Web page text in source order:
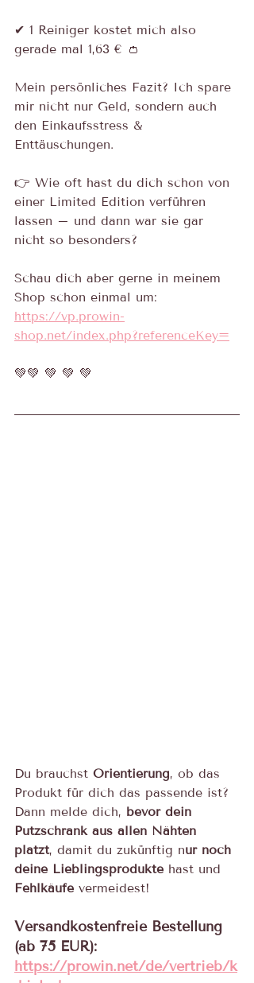
✔ 1 Reiniger kostet mich also
gerade mal 1,63 € 👛
Mein persönliches Fazit? Ich spare
mir nicht nur Geld, sondern auch
den Einkaufsstress &
Enttäuschungen.
👉 Wie oft hast du dich schon von
einer Limited Edition verführen
lassen – und dann war sie gar
nicht so besonders?
Schau dich aber gerne in meinem
Shop schon einmal um:
https://vp.prowin-
shop.net/index.php?referenceKey=
💚💚 💚 💚 💚
Du brauchst Orientierung, ob das
Produkt für dich das passende ist?
Dann melde dich, bevor dein
Putzschrank aus allen Nähten
platzt, damit du zukünftig nur noch
deine Lieblingsprodukte hast und
Fehlkäufe vermeidest!
Versandkostenfreie Bestellung
(ab 75 EUR):
https://prowin.net/de/vertrieb/k